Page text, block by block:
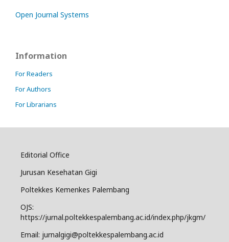
Open Journal Systems
Information
For Readers
For Authors
For Librarians
Editorial Office
Jurusan Kesehatan Gigi
Poltekkes Kemenkes Palembang
OJS:
https://jurnal.poltekkespalembang.ac.id/index.php/jkgm/
Email: jurnalgigi@poltekkespalembang.ac.id